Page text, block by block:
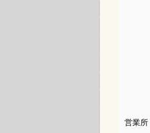
営業所